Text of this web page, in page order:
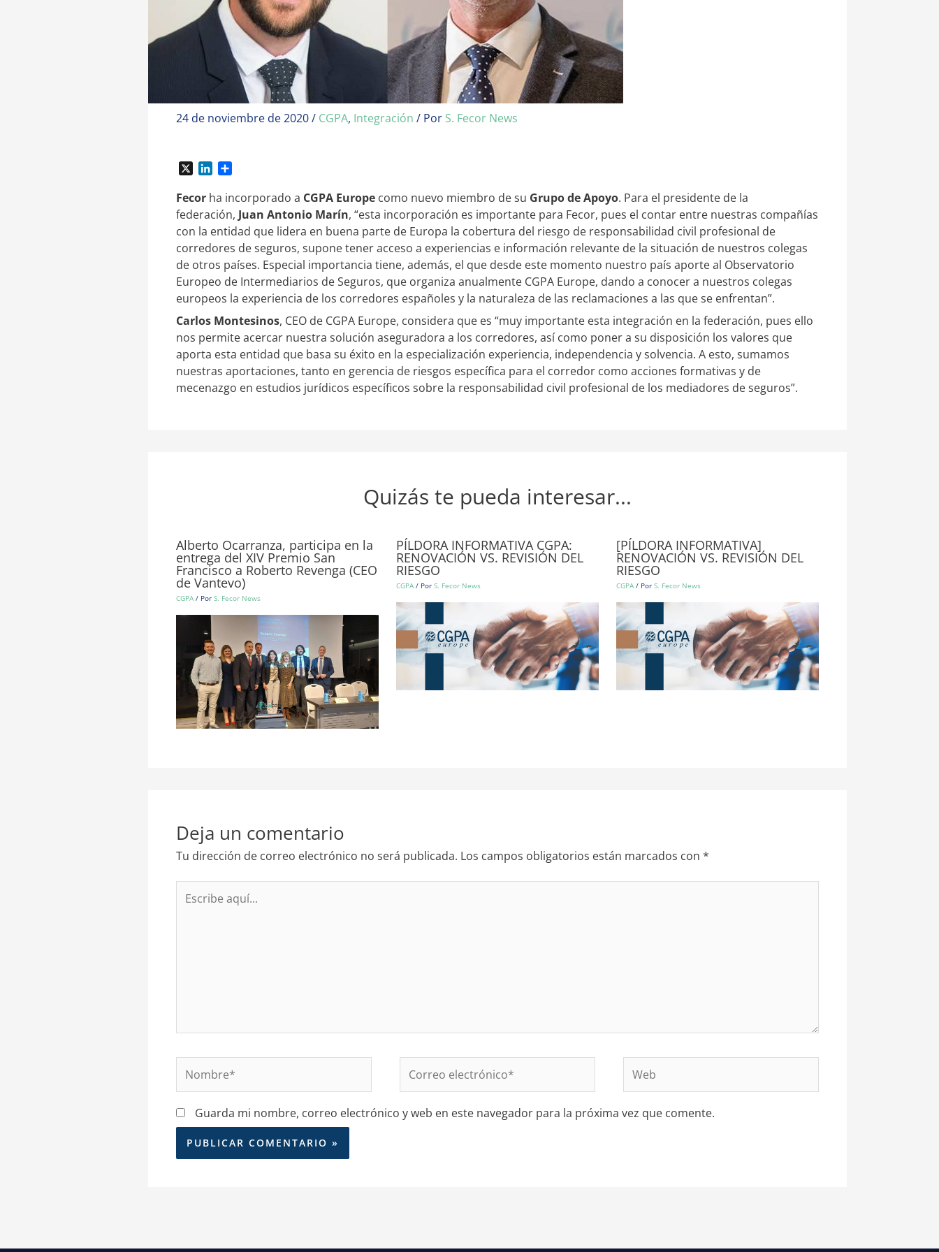
24 de noviembre de 2020/ CGPA, Integración / Por S. Fecor News
n
k
d
I
n
m
a
r
t
i
r
Fecor ha incorporado a CGPA Europe como nuevo miembro de su Grupo de Apoyo. Para el presidente de la
federación, Juan Antonio Marín, “esta incorporación es importante para Fecor, pues el contar entre nuestras compañías
con la entidad que lidera en buena parte de Europa la cobertura del riesgo de responsabilidad civil profesional de
corredores de seguros, supone tener acceso a experiencias e información relevante de la situación de nuestros colegas
de otros países. Especial importancia tiene, además, el que desde este momento nuestro país aporte al Observatorio
Europeo de Intermediarios de Seguros, que organiza anualmente CGPA Europe, dando a conocer a nuestros colegas
europeos la experiencia de los corredores españoles y la naturaleza de las reclamaciones a las que se enfrentan”.
Carlos Montesinos, CEO de CGPA Europe, considera que es “muy importante esta integración en la federación, pues ello
nos permite acercar nuestra solución aseguradora a los corredores, así como poner a su disposición los valores que
aporta esta entidad que basa su éxito en la especialización experiencia, independencia y solvencia. A esto, sumamos
nuestras aportaciones, tanto en gerencia de riesgos específica para el corredor como acciones formativas y de
mecenazgo en estudios jurídicos específicos sobre la responsabilidad civil profesional de los mediadores de seguros”.
Quizás te pueda interesar...
Alberto Ocarranza, participa en la
entrega del XIV Premio San
Francisco a Roberto Revenga (CEO
de Vantevo)
CGPA / Por S. Fecor News
PÍLDORA INFORMATIVA CGPA:
RENOVACIÓN VS. REVISIÓN DEL
RIESGO
CGPA / Por S. Fecor News
[PÍLDORA INFORMATIVA]
RENOVACIÓN VS. REVISIÓN DEL
RIESGO
CGPA / Por S. Fecor News
Deja un comentario
Tu dirección de correo electrónico no será publicada. Los campos obligatorios están marcados con *
aquí...
electrónico*
Guarda mi nombre, correo electrónico y web en este navegador para la próxima vez que comente.